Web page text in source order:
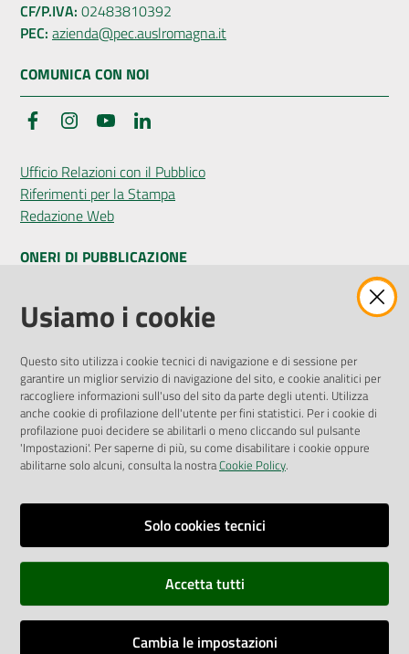
CF/P.IVA: 02483810392
PEC: azienda@pec.auslromagna.it
COMUNICA CON NOI
FacebookInstagramYouTube
Ufficio Relazioni con il Pubblico
Riferimenti per la Stampa
Redazione Web
ONERI DI PUBBLICAZIONE
Amministrazione Trasparente
Pubblicità legale
Privacy Policy
Attuazione Misure PNRR
Liste di Attesa
ENTI, IMPRESE E PARTNER
Fatturazione Elettronica
Richiesta Patrocinio
Dichiarazione di Accessibilità
Usiamo i cookie
Questo sito utilizza i cookie tecnici di navigazione e di sessione per
garantire un miglior servizio di navigazione del sito, e cookie analitici per
raccogliere informazioni sull'uso del sito da parte degli utenti. Utilizza
anche cookie di profilazione dell'utente per fini statistici. Per i cookie di
profilazione puoi decidere se abilitarli o meno cliccando sul pulsante
'Impostazioni'. Per saperne di più, su come disabilitare i cookie oppure
abilitarne solo alcuni, consulta la nostraCookie Policy.
Solo cookies tecnici
Accetta tutti
Cambia le impostazioni